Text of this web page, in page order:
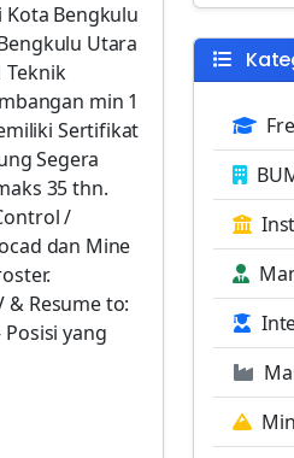
Bengkulu
Utara
Teknik
min 1
Sertifikat
Segera
35 thn.
/
dan Mine
& Resume to:
yang